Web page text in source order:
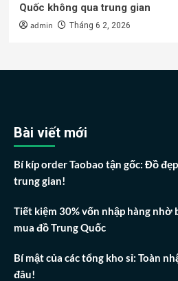
Quốc không qua trung gian
admin Tháng 6 2, 2026
Bài viết mới
Bí kíp order Taobao tận gốc: Đồ
trung gian!
Tiết kiệm 30% vốn nhập hàng
mua đồ Trung Quốc
Bí mật của các tổng kho sỉ: Toàn
đâu!